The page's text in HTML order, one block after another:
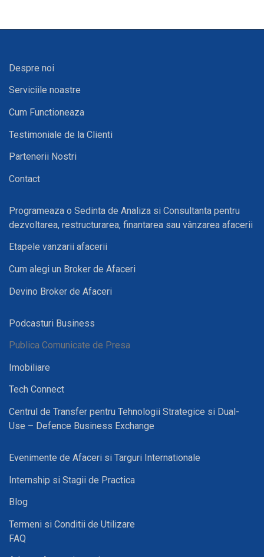
Despre noi
Serviciile noastre
Cum Functioneaza
Testimoniale de la Clienti
Partenerii Nostri
Contact
Programeaza o Sedinta de Analiza si Consultanta pentru
dezvoltarea, restructurarea, finantarea sau vânzarea afacerii
Etapele vanzarii afacerii
Cum alegi un Broker de Afaceri
Devino Broker de Afaceri
Podcasturi Business
Publica Comunicate de Presa
Imobiliare
Tech Connect
Centrul de Transfer pentru Tehnologii Strategice si Dual-
Use – Defence Business Exchange
Evenimente de Afaceri si Targuri Internationale
Internship si Stagii de Practica
Blog
Termeni si Conditii de Utilizare
FAQ